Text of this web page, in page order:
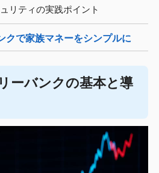
リティの実践ポイント
クで家族マネーをシンプルに
ーバンクの基本と導